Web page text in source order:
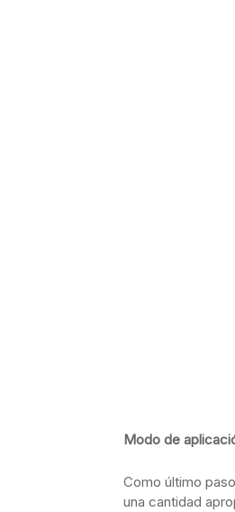
Modo de
Como último
una cantidad